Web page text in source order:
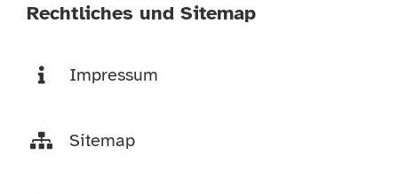
Rechtliches und Sitemap
Impressum
Sitemap